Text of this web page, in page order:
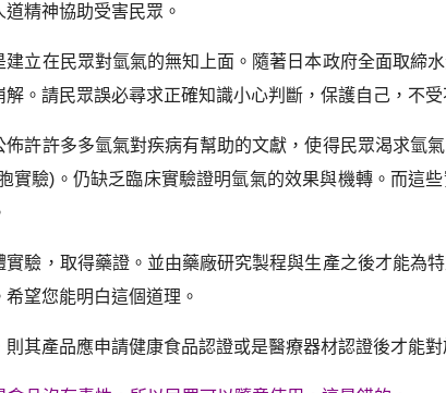
精神協助受害民眾。
立在民眾對氫氣的無知上面。隨著日本政府全面取締
。請民眾誤必尋求正確知識小心判斷，保護自己，不受
許許多多氫氣對疾病有幫助的文獻，使得民眾渴求氫
實驗)。仍缺乏臨床實驗證明氫氣的效果與機轉。而這
實驗，取得藥證。並由藥廠研究製程與生產之後才能為
望您能明白這個道理。
其產品應申請健康食品認證或是醫療器材認證後才能